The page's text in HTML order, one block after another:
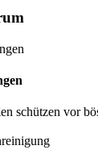
schützen vor